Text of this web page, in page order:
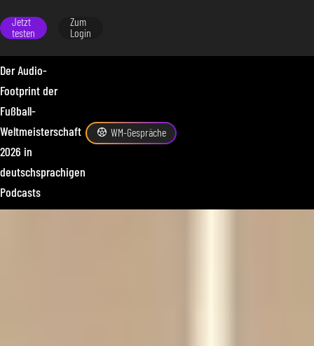
Jetzt
testen
Zum
Login
Der Audio-
Footprint der
Fußball-
Weltmeisterschaft
2026 in
deutschsprachigen
Podcasts
WM-Gespräche